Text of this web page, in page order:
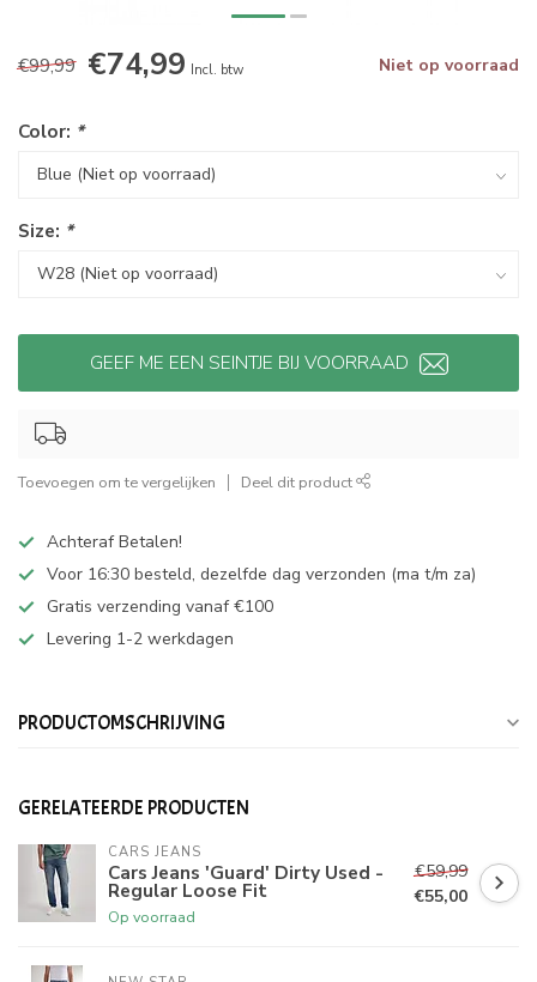
€99,99 €74,99 Incl. btw Niet op voorraad
Color: *
Size: *
GEEF ME EEN SEINTJE BIJ VOORRAAD
Toevoegen om te vergelijken Deel dit product
Achteraf Betalen!
Voor 16:30 besteld, dezelfde dag verzonden (ma t/m za)
Gratis verzending vanaf €100
Levering 1-2 werkdagen
PRODUCTOMSCHRIJVING
GERELATEERDE PRODUCTEN
CARS JEANS
Cars Jeans 'Guard' Dirty Used -
Regular Loose Fit
Op voorraad
€59,99
€55,00